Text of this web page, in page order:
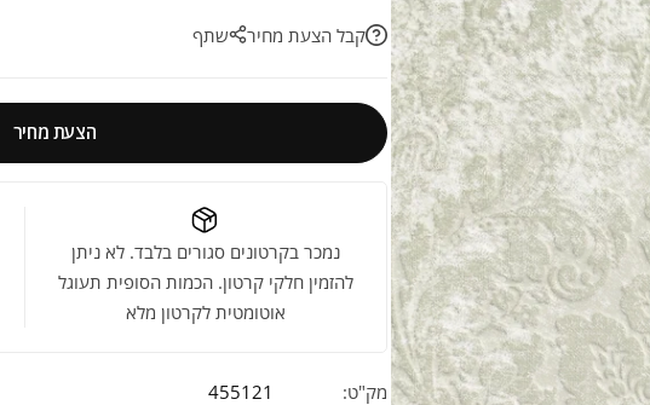
קבל הצעת מחיר
שתף
הצעת מחיר
נמכר בקרטונים סגורים בלבד. לא ניתן
להזמין חלקי קרטון. הכמות הסופית תעוגל
אוטומטית לקרטון מלא
מק"ט: 455121